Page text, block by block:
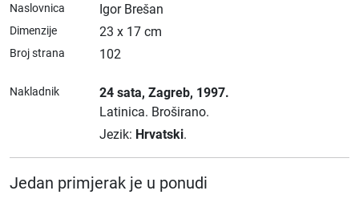
Naslovnica Igor Brešan
Dimenzije 23 x 17 cm
Broj strana 102
Nakladnik 24 sata, Zagreb, 1997.
Latinica. Broširano.
Jezik: Hrvatski.
Jedan primjerak je u ponudi